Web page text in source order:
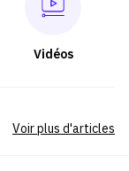
Vidéos
Voir plus d'articles